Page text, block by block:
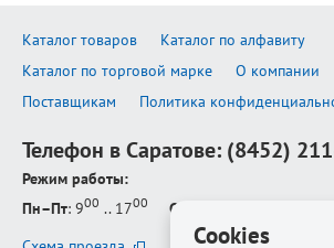
Каталог товаров
Каталог по алфавиту
Каталог по торговой марке
О компании
Поставщикам
Политика
Телефон в Саратове: (8452)
Режим работы:
Пн–Пт: 900 .. 1700 Сб–Вс
Cookies